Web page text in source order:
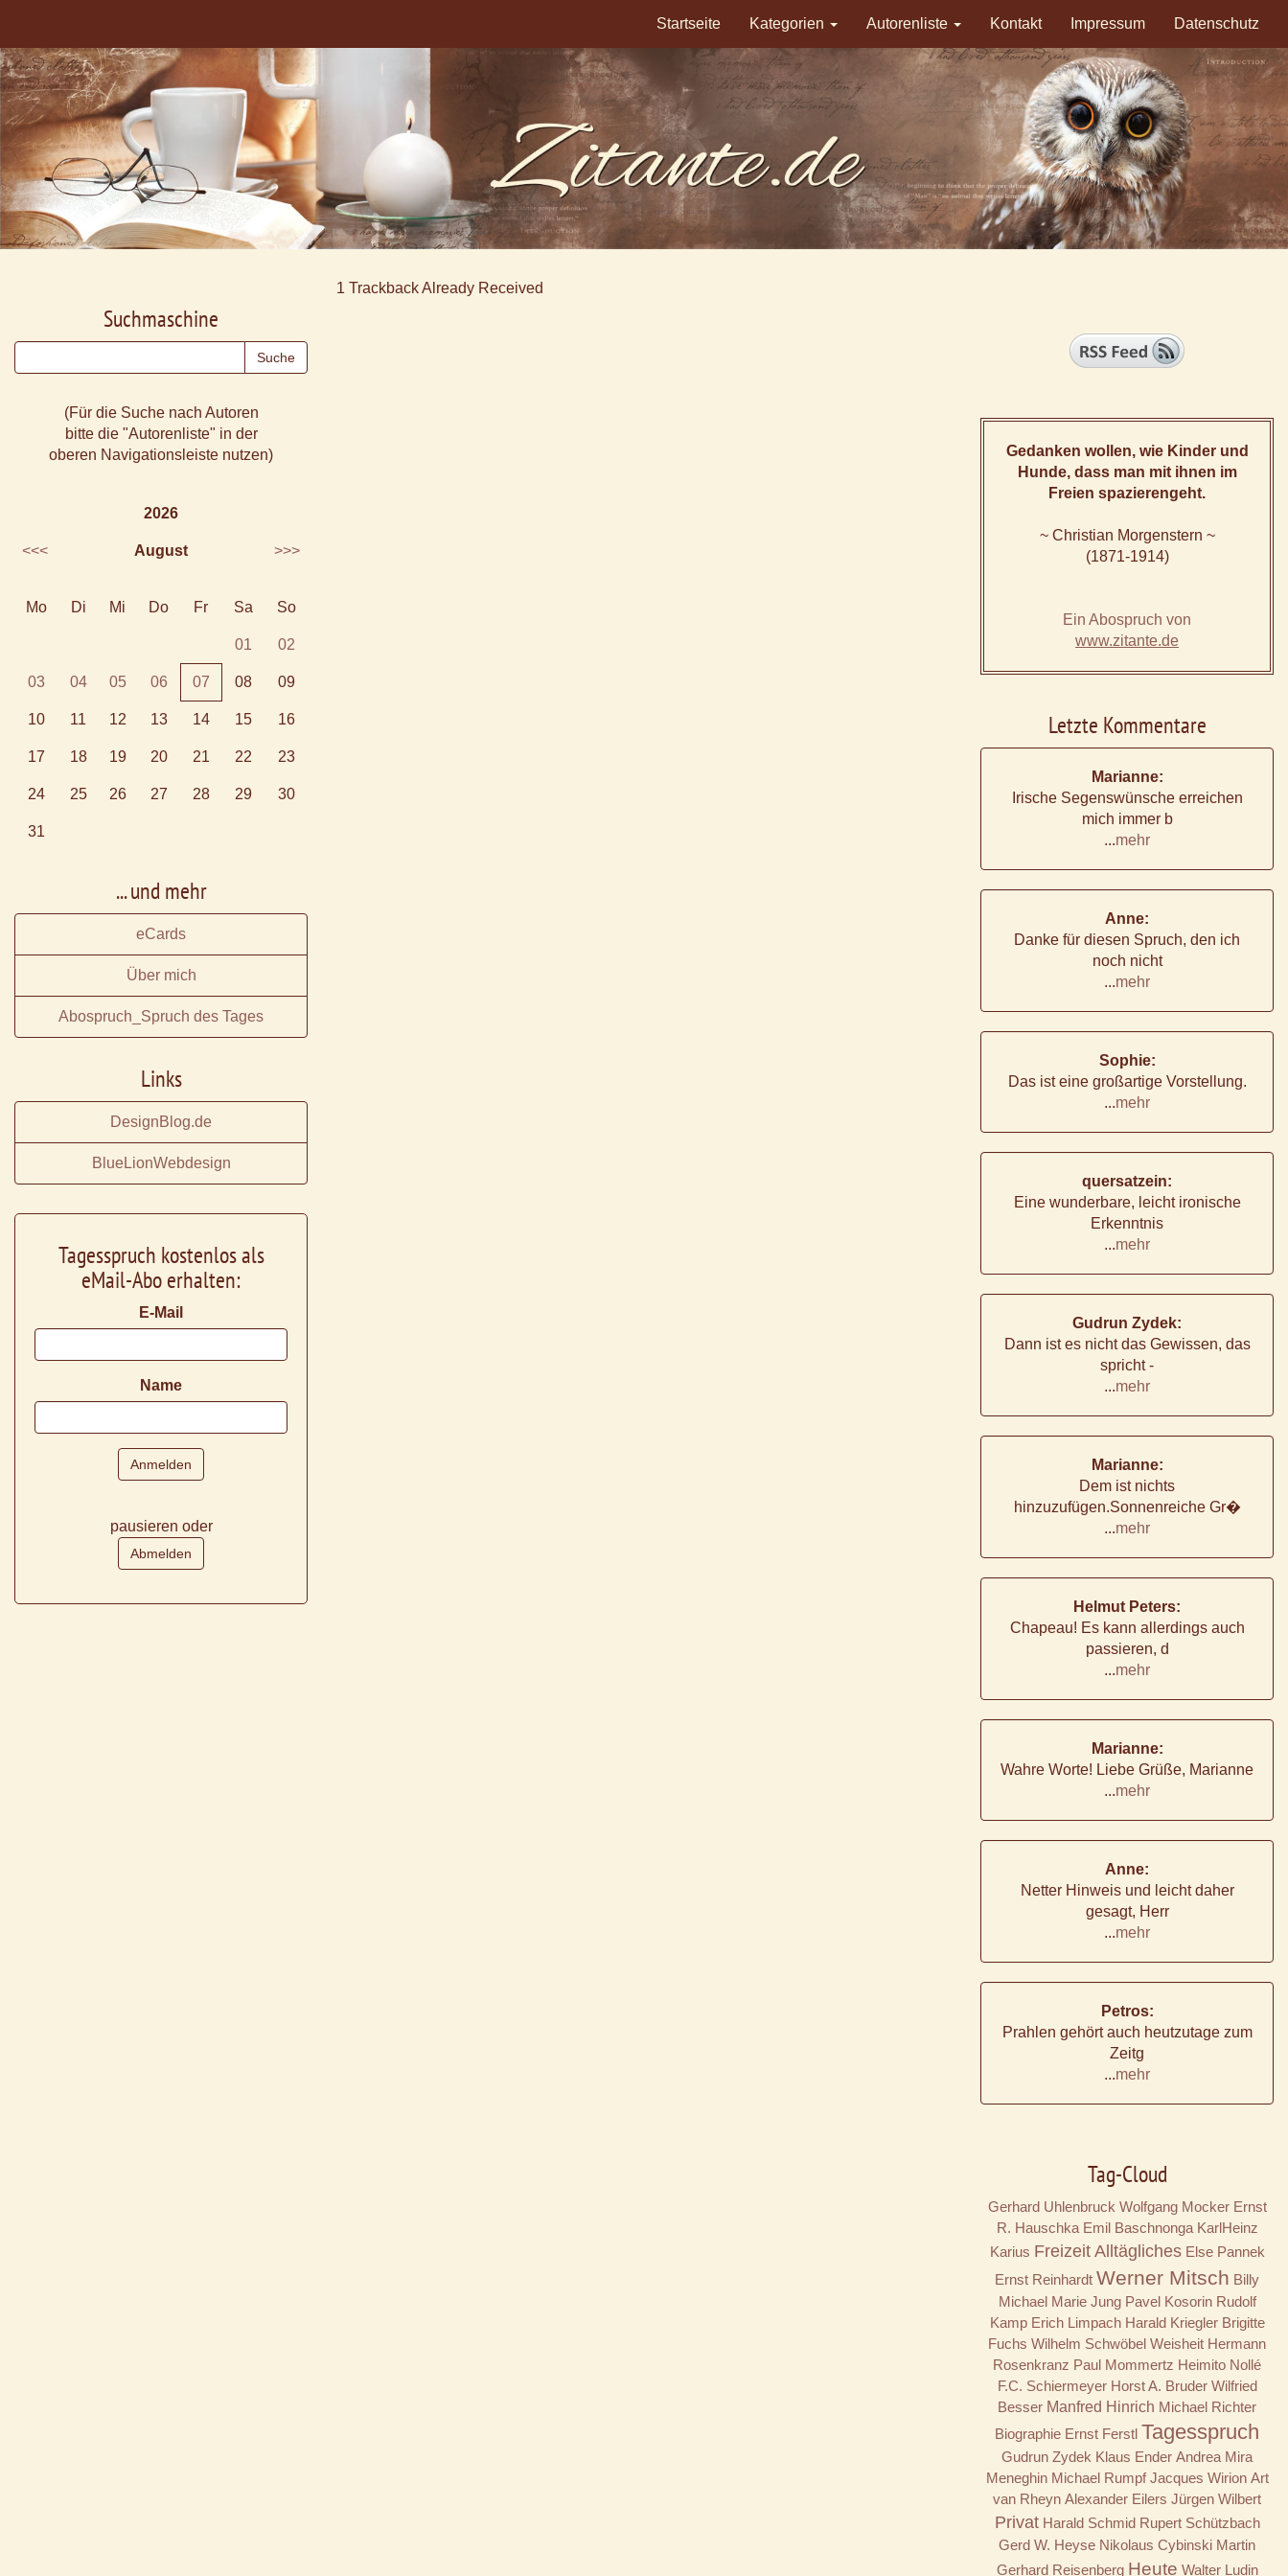
Startseite Kategorien Autorenliste Kontakt Impressum Datenschutz
1 Trackback Already Received
Suchmaschine
(Für die Suche nach Autoren
bitte die "Autorenliste" in der
oberen Navigationsleiste nutzen)
2026
<<< August >>>
Mo Di Mi Do Fr Sa So
01 02
03 04 05 06 07 08 09
10 11 12 13 14 15 16
17 18 19 20 21 22 23
24 25 26 27 28 29 30
31
... und mehr
eCards
Über mich
Abospruch_Spruch des Tages
Links
DesignBlog.de
BlueLionWebdesign
Tagesspruch kostenlos als
eMail-Abo erhalten:
E-Mail
Name
pausieren oder
Gedanken wollen, wie Kinder und
Hunde, dass man mit ihnen im
Freien spazierengeht.
~ Christian Morgenstern ~
(1871-1914)
Ein Abospruch von
www.zitante.de
Letzte Kommentare
Marianne:
Irische Segenswünsche erreichen
mich immer b
...mehr
Anne:
Danke für diesen Spruch, den ich
noch nicht
...mehr
Sophie:
Das ist eine großartige Vorstellung.
...mehr
quersatzein:
Eine wunderbare, leicht ironische
Erkenntnis
...mehr
Gudrun Zydek:
Dann ist es nicht das Gewissen, das
spricht -
...mehr
Marianne:
Dem ist nichts
hinzuzufügen.Sonnenreiche Gr�
...mehr
Helmut Peters:
Chapeau! Es kann allerdings auch
passieren, d
...mehr
Marianne:
Wahre Worte! Liebe Grüße, Marianne
...mehr
Anne:
Netter Hinweis und leicht daher
gesagt, Herr
...mehr
Petros:
Prahlen gehört auch heutzutage zum
Zeitg
...mehr
Tag-Cloud
Gerhard Uhlenbruck Wolfgang Mocker Ernst
R. Hauschka Emil Baschnonga KarlHeinz
Karius Freizeit Alltägliches Else Pannek
Ernst Reinhardt Werner Mitsch Billy
Michael Marie Jung Pavel Kosorin Rudolf
Kamp Erich Limpach Harald Kriegler Brigitte
Fuchs Wilhelm Schwöbel Weisheit Hermann
Rosenkranz Paul Mommertz Heimito Nollé
F.C. Schiermeyer Horst A. Bruder Wilfried
Besser Manfred Hinrich Michael Richter
Biographie Ernst Ferstl Tagesspruch
Gudrun Zydek Klaus Ender Andrea Mira
Meneghin Michael Rumpf Jacques Wirion Art
van Rheyn Alexander Eilers Jürgen Wilbert
Privat Harald Schmid Rupert Schützbach
Gerd W. Heyse Nikolaus Cybinski Martin
Gerhard Reisenberg Heute Walter Ludin